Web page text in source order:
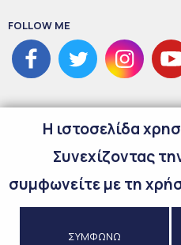
FOLLOW ME
H ιστοσελίδα
Συνεχίζοντας
συμφωνείτε με τη
ΣΥΜΦΩΝΩ